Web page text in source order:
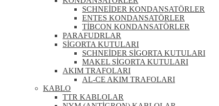
SCHNEİDER KONDANSATÖRLER
ENTES KONDANSATÖRLER
TİBCON KONDANSATÖRLER
PARAFUDRLAR
SİGORTA KUTULARI
SCHNEİDER SİGORTA KUTULARI
MAKEL SİGORTA KUTULARI
AKIM TRAFOLARI
AL-CE AKIM TRAFOLARI
KABLO
TTR KABLOLAR